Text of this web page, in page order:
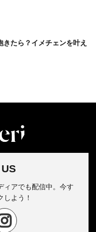
たら？イメチェンを叶え
ィアでも配信中。今す
しよう！